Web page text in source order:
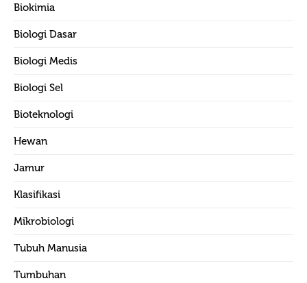
Biokimia
Biologi Dasar
Biologi Medis
Biologi Sel
Bioteknologi
Hewan
Jamur
Klasifikasi
Mikrobiologi
Tubuh Manusia
Tumbuhan